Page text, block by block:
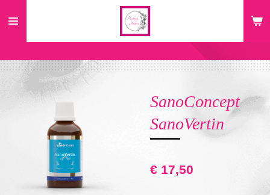
de
hoofdinhoud
SanoConcept
SanoVertin
€ 17,50